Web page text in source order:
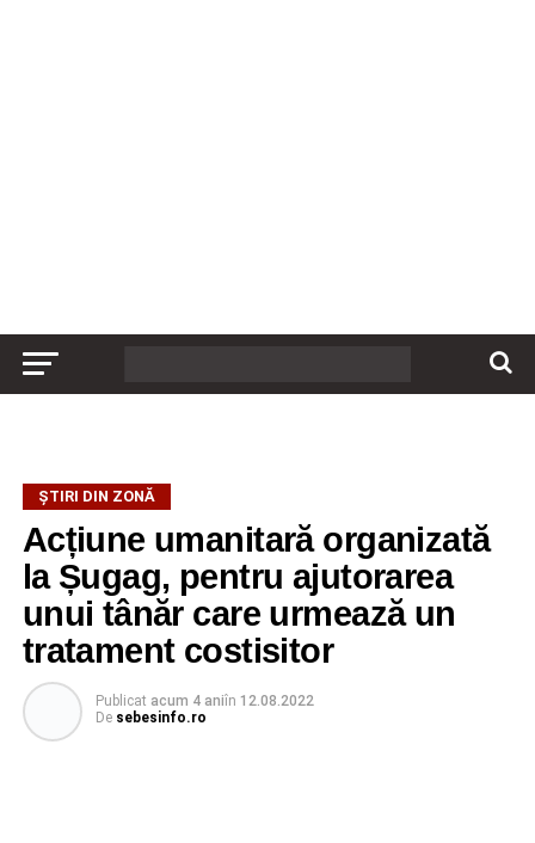
ȘTIRI DIN ZONĂ
Acțiune umanitară organizată
la Șugag, pentru ajutorarea
unui tânăr care urmează un
tratament costisitor
Publicat acum 4 aniîn 12.08.2022
De sebesinfo.ro